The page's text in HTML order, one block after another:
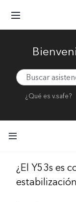
¿Qué es v.safe?
¿El Y53s es